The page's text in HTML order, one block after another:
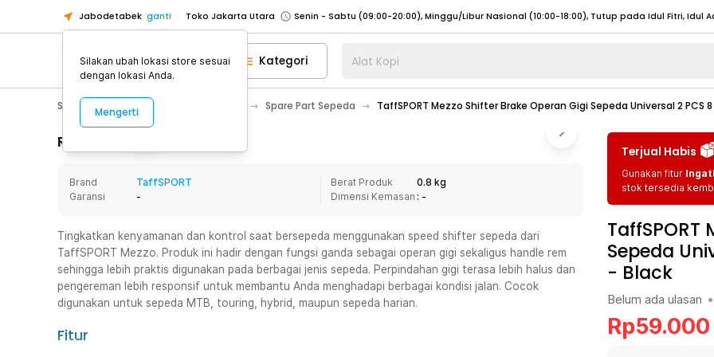
Jabodetabek ganti Toko Jakarta Utara
Toko Tangerang
Toko Cikupa
Pick n Go Jakarta Barat
Senin - Jumat (07:00 - 20:00), Sabtu - Minggu (08:00 - 20:00), Tutup pada Idul Fitri
Pick n Go Bekasi
Senin - Jumat (08:00 - 20:00), Sabtu - Minggu/ Libur Nasional (08:00 - 17:00) Selengkapnya
Senin - Jumat (08:00 - 20:00), Sabtu - Minggu/ Libur Nasional (08:00 - 17:00) Selengkapnya
Senin - Sabtu (09:00-20:00), Minggu/Libur Nasional (12:00-20:00), Tutup pada Idul Fitri
Toko Jakarta Barat
Senin - Sabtu (09:00-20:00), Minggu/Libur Nasional (12:00-20:00), Tutup pada Idul Fitri
Toko Tangerang
Toko Cikupa
Pick n Go Jakarta Barat
Senin - Jumat (07:00 - 20:00), Sabtu - Minggu (08:00 - 20:00), Tutup pada Idul Fitri
Pick n Go Bekasi
Senin - Jumat (08:00 - 20:00), Sabtu - Minggu/ Libur Nasional (08:00 - 17:00) Selengkapnya
Senin - Jumat (08:00 - 20:00), Sabtu - Minggu/ Libur Nasional (08:00 - 17:00) Selengkapnya
Kategori Alat Kopi
Sport & Outdoor Spare Part Sepeda TaffSPORT Mezzo Shifter Brake Operan Gigi Sepeda Universal 2 PCS
Rincian Produk
Brand
TaffSPORT
Garansi
-
Berat Produk
0.8 kg
Dimensi Kemasan : -
Tingkatkan kenyamanan dan kontrol saat bersepeda menggunakan speed shifter sepeda dari
TaffSPORT Mezzo. Produk ini hadir dengan fungsi ganda sebagai operan gigi sekaligus handle rem
sehingga lebih praktis digunakan pada berbagai jenis sepeda. Perpindahan gigi terasa lebih halus dan
pengereman lebih responsif untuk membantu Anda menghadapi berbagai kondisi jalan. Cocok
digunakan untuk sepeda MTB, touring, hybrid, maupun sepeda harian.
Fitur
Terjual Habis
Gunakan fitur
stok tersedia
TaffSPORT
Sepeda
- Black
Belum ada ulasan •
Rp59.000
Silakan ubah lokasi store sesuai
dengan lokasi Anda.
Mengerti